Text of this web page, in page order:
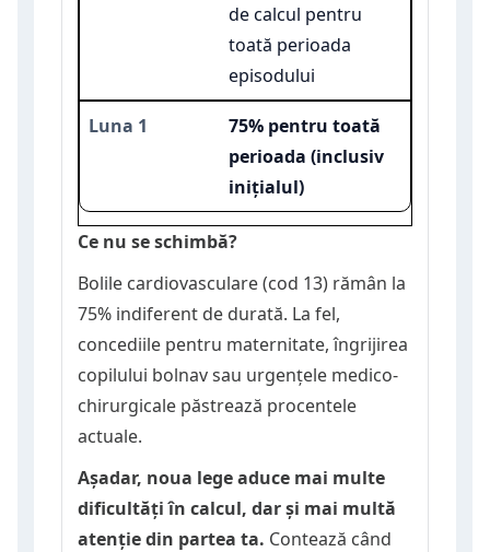
de calcul pentru
toată perioada
episodului
75% pentru toată
perioada (inclusiv
inițialul)
Ce nu se schimbă?
Bolile cardiovasculare (cod 13) rămân la
75% indiferent de durată. La fel,
concediile pentru maternitate, îngrijirea
copilului bolnav sau urgențele medico-
chirurgicale păstrează procentele
actuale.
Așadar, noua lege aduce mai multe
dificultăți în calcul, dar și mai multă
atenție din partea ta. Contează când